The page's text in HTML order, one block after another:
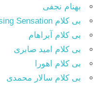
بهنام نجفی
بی کلام Rising Sensation
بی کلام آبراهام
بی کلام امید صابری
بی کلام اهورا
بی کلام سالار محمدی